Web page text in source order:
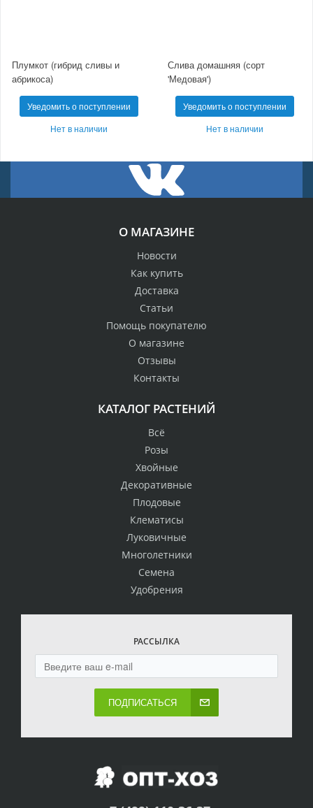
Плумкот (гибрид сливы и
абрикоса)
Уведомить о поступлении
Нет в наличии
Слива домашняя (сорт
'Медовая')
Уведомить о поступлении
Нет в наличии
О МАГАЗИНЕ
Новости
Как купить
Доставка
Статьи
Помощь покупателю
О магазине
Отзывы
Контакты
КАТАЛОГ РАСТЕНИЙ
Всё
Розы
Хвойные
Декоративные
Плодовые
Клематисы
Луковичные
Многолетники
Семена
Удобрения
РАССЫЛКА
ПОДПИСАТЬСЯ